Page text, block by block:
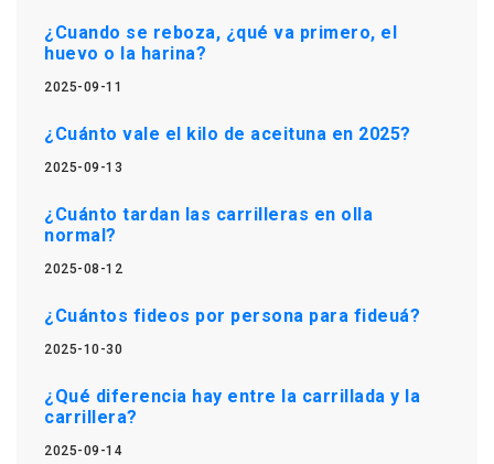
¿Cuando se reboza, ¿qué va primero, el
huevo o la harina?
2025-09-11
¿Cuánto vale el kilo de aceituna en 2025?
2025-09-13
¿Cuánto tardan las carrilleras en olla
normal?
2025-08-12
¿Cuántos fideos por persona para fideuá?
2025-10-30
¿Qué diferencia hay entre la carrillada y la
carrillera?
2025-09-14